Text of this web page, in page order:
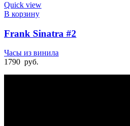
Quick view
В корзину
Frank Sinatra #2
Часы из винила
1790 руб.